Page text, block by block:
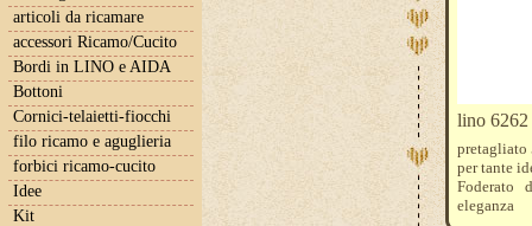
articoli da ricamare
accessori Ricamo/Cucito
Bordi in LINO e AIDA
Bottoni
Cornici-telaietti-fiocchi
filo ricamo e aguglieria
forbici ricamo-cucito
Idee
Kit
lino 6262
pretagliato
per tante
Foderato
eleganza